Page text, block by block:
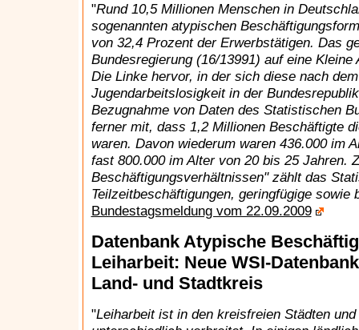
"Rund 10,5 Millionen Menschen in
sogenannten atypischen
von 32,4 Prozent der Erwerbstätigen. Das
Bundesregierung (16/13991) auf eine
Die Linke hervor, in der sich diese nach
Jugendarbeitslosigkeit in der
Bezugnahme von Daten des Statistischen
ferner mit, dass 1,2 Millionen Beschäftigte
waren. Davon wiederum waren 436.000 im
fast 800.000 im Alter von 20 bis 25 Jahren.
Beschäftigungsverhältnissen" zählt das
Teilzeitbeschäftigungen, geringfügige sowie
Bundestagsmeldung vom 22.09.2009
Datenbank Atypische
Leiharbeit: Neue WSI-
Land- und Stadtkreis
"Leiharbeit ist in den kreisfreien Städten